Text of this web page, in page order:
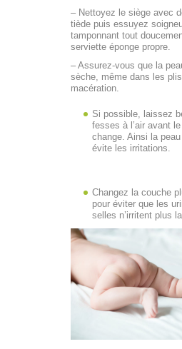
– Nettoyez le siège avec
tiède puis essuyez
tamponnant tout
serviette éponge propre.
– Assurez-vous que la
sèche, même dans les
macération.
Si possible, laissez
fesses à l’air avant
change. Ainsi la
évite les irritations.
Changez la couche
pour éviter que les
selles n’irritent plus